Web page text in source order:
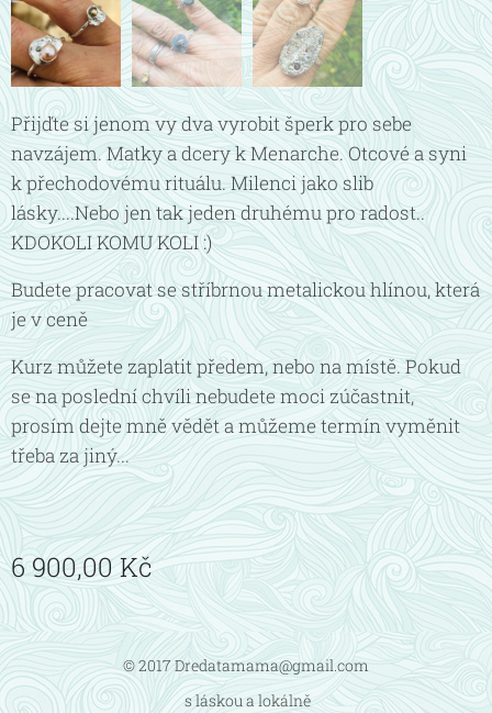
Přijďte si jenom vy dva vyrobit šperk pro sebe
navzájem. Matky a dcery k Menarche. Otcové a syni
k přechodovému rituálu. Milenci jako slib
lásky....Nebo jen tak jeden druhému pro radost..
KDOKOLI KOMU KOLI :)
Budete pracovat se stříbrnou metalickou hlínou, která
je v ceně
Kurz můžete zaplatit předem, nebo na místě. Pokud
se na poslední chvíli nebudete moci zúčastnit,
prosím dejte mně vědět a můžeme termín vyměnit
třeba za jiný...
6 900,00Kč
© 2017 Dredatamama@gmail.com
s láskou a lokálně